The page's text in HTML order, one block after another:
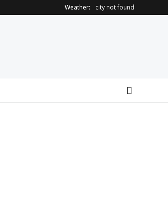
Weather: city not found